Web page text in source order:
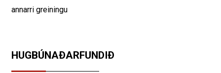
annarri greiningu
HUGBÚNAÐARFUNDIÐ